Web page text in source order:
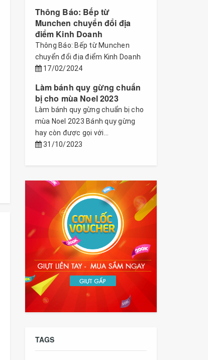
Thông Báo: Bếp từ
Munchen chuyển đổi địa
điểm Kinh Doanh
Thông Báo: Bếp từ Munchen
chuyển đổi địa điểm Kinh Doanh
17/02/2024
Làm bánh quy gừng chuẩn
bị cho mùa Noel 2023
Làm bánh quy gừng chuẩn bị cho
mùa Noel 2023 Bánh quy gừng
hay còn được gọi với...
31/10/2023
TAGS